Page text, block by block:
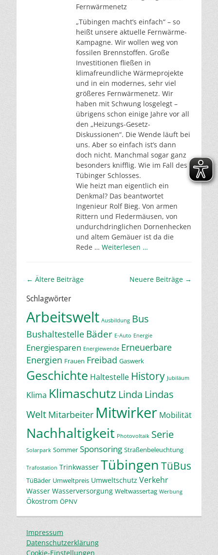
Fernwärmenetz
„Tübingen macht’s einfach“ – so
heißt unsere aktuelle Fernwärme-
Kampagne. Wir wollen weg von
fossilen Brennstoffen. Große
Investitionen fließen in
klimafreundliche Wärmeprojekte
und in ein modernes, sehr viel
größeres Fernwärmenetz. Wir
haben mit Schwung losgelegt –
übrigens schon einige Jahre vor all
den „Heizungs-Gesetz-
Diskussionen“. Die Wende läuft bei
uns. Aber so einfach ist’s dann
doch nicht. Manchmal sogar ganz
besonders knifflig. Wie im Fall des
Tübinger Schlosses.
Wie heizt man eigentlich ein
Denkmal? Das beantwortet
Ingenieur Rolf Bieg. Von armen
Rittern und Fledermäusen, von
undurchdringlichen Dornenhecken
und altem Gemäuer ist da die
Rede … Weiterlesen …
Beitragsnavigation
← Ältere Beiträge Neuere Beiträge →
Schlagwörter
Arbeitswelt Ausbildung Bus
Bushaltestelle Bäder E-Auto Energie
Energiesparen Energiewende Erneuerbare
Energien Frauen Freibad Gaswerk
Geschichte Haltestelle History Jubiläum
Klima Klimaschutz Linda Lindas
Welt Mitarbeiter Mitwirker Mobilität
Nachhaltigkeit Photovoltaik Serie
Solarpark Sommer Sponsoring Straßenbeleuchtung
Trafostation Trinkwasser Tübingen TüBus
TüBäder Umweltpreis Umweltschutz Verkehr
Wasser Wasserversorgung Weltwassertag Werbung
Ökostrom ÖPNV
Impressum
Datenschutzerklärung
Cookie-Einstellungen